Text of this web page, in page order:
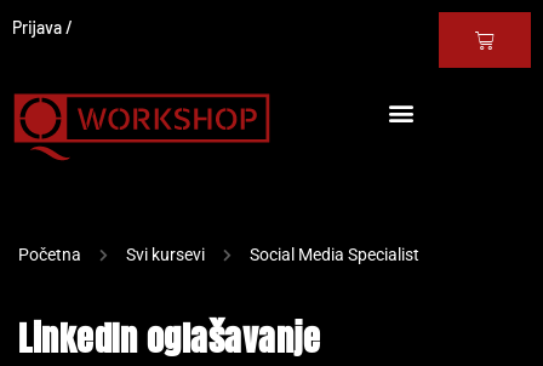
Prijava
Početna Svi kursevi Social Media Specialist
LinkedIn oglašavanje